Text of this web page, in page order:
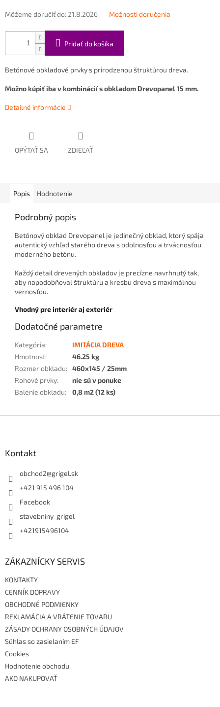
Môžeme doručiť do: 21.8.2026 Možnosti doručenia
Pridať do košíka
Betónové obkladové prvky s prirodzenou štruktúrou dreva.
Možno kúpiť iba v kombinácií s obkladom Drevopanel 15 mm.
Detailné informácie
OPÝTAŤ SA ZDIEĽAŤ
Popis Hodnotenie
Podrobný popis
Betónový obklad Drevopanel je jedinečný obklad, ktorý spája
autentický vzhľad starého dreva s odolnosťou a trvácnosťou
moderného betónu.
Každý detail drevených obkladov je precízne navrhnutý tak,
aby napodobňoval štruktúru a kresbu dreva s maximálnou
vernosťou.
Vhodný pre interiér aj exteriér
Dodatočné parametre
Kategória:
IMITÁCIA DREVA
Hmotnosť:
46.25 kg
Rozmer obkladu: 460x145 / 25mm
Rohové prvky:
nie sú v ponuke
Balenie obkladu: 0,8 m2 (12 ks)
Kontakt
obchod2@grigel.sk
+421 915 496 104
Facebook
stavebniny_grigel
+421915496104
ZÁKAZNÍCKY SERVIS
KONTAKTY
CENNÍK DOPRAVY
OBCHODNÉ PODMIENKY
REKLAMÁCIA A VRÁTENIE TOVARU
ZÁSADY OCHRANY OSOBNÝCH ÚDAJOV
Súhlas so zasielaním EF
Cookies
Hodnotenie obchodu
AKO NAKUPOVAŤ